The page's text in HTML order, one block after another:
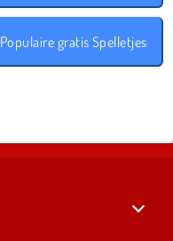
Populaire gratis Spelletjes